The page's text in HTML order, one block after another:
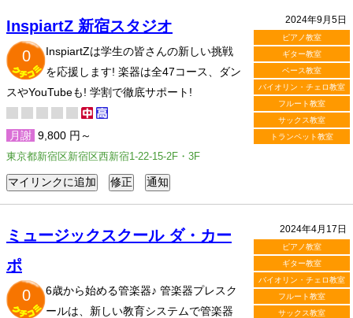
2024年9月5日
ピアノ教室
ギター教室
ベース教室
バイオリン・チェロ教室
フルート教室
サックス教室
トランペット教室
InspiartZ 新宿スタジオ
0
InspiartZは学生の皆さんの新しい挑戦
を応援します! 楽器は全47コース、ダン
スやYouTubeも! 学割で徹底サポート!
月謝 9,800 円～
東京都新宿区新宿区西新宿1-22-15-2F・3F
2024年4月17日
ピアノ教室
ギター教室
バイオリン・チェロ教室
フルート教室
サックス教室
ミュージックスクール ダ・カー
ポ
0
6歳から始める管楽器♪ 管楽器プレスク
ールは、新しい教育システムで管楽器